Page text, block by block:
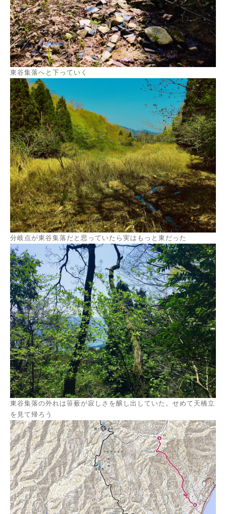
東谷集落へと下っていく
分岐点が東谷集落だと思っていたら実はもっと東だった
東谷集落の外れは笹薮が寂しさを醸し出していた。せめて天橋立
を見て帰ろう